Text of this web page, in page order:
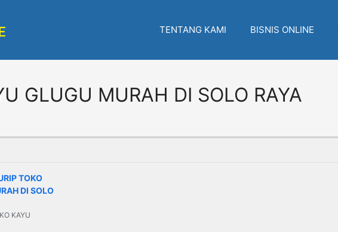
TENTANG KAMI BISNIS ONLINE
GLUGU MURAH DI SOLO RAYA
TOKO
DI SOLO
KAYU